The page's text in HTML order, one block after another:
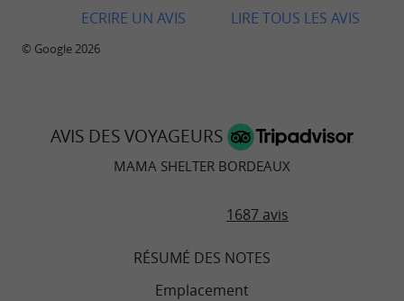
LIRE TOUS LES AVIS
ECRIRE UN AVIS
© Google 2026
AVIS DES VOYAGEURS
MAMA SHELTER BORDEAUX
1687 avis
RÉSUMÉ DES NOTES
Emplacement